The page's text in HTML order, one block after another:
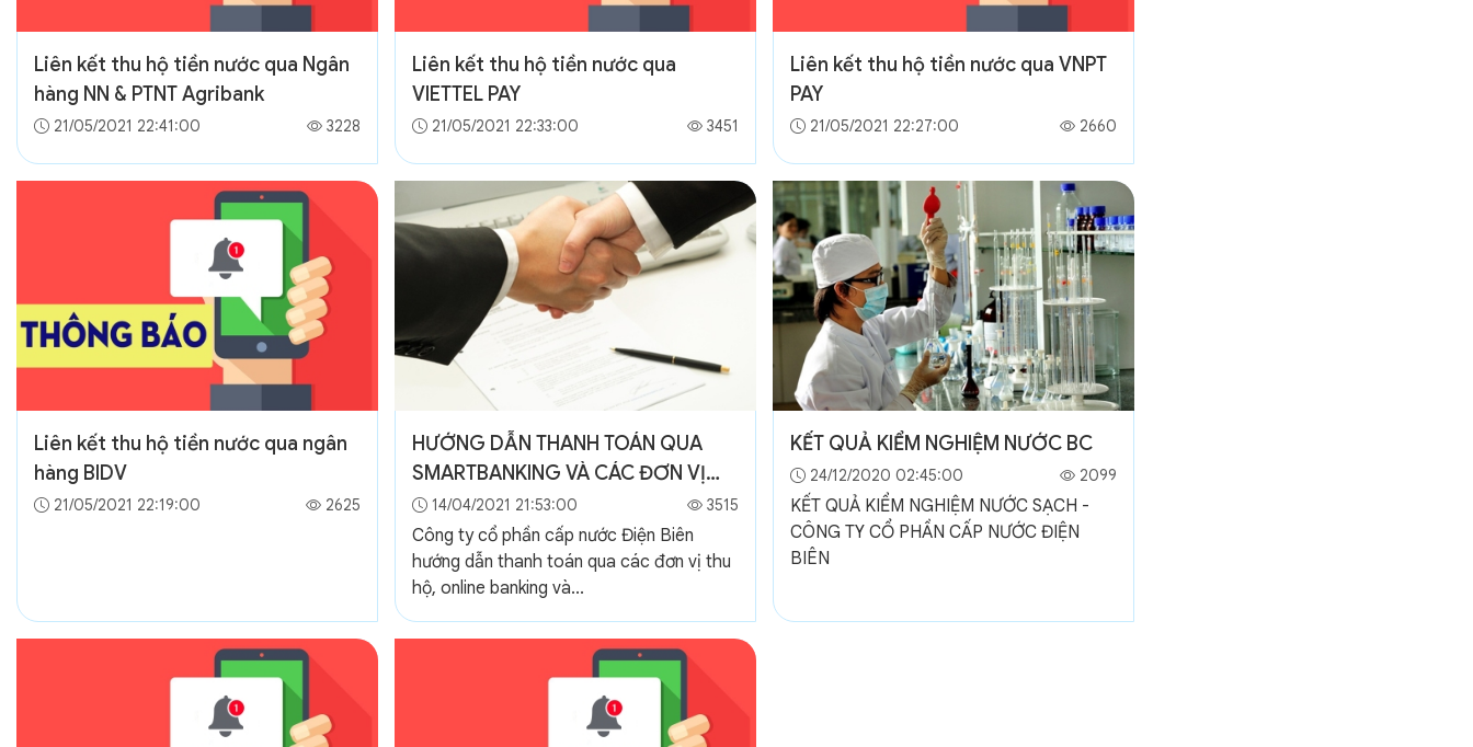
Liên kết thu hộ tiền nước qua Ngân
hàng NN & PTNT Agribank
21/05/2021 22:41:00 3228
Liên kết thu hộ tiền nước qua
VIETTEL PAY
21/05/2021 22:33:00 3451
Liên kết thu hộ tiền nước qua VNPT
PAY
21/05/2021 22:27:00 2660
Liên kết thu hộ tiền nước qua ngân
hàng BIDV
21/05/2021 22:19:00 2625
HƯỚNG DẪN THANH TOÁN QUA
SMARTBANKING VÀ CÁC ĐƠN VỊ
THU HỘ
14/04/2021 21:53:00 3515
Công ty cổ phần cấp nước Điện Biên
hướng dẫn thanh toán qua các đơn vị thu
hộ, online banking và...
KẾT QUẢ KIỂM NGHIỆM NƯỚC BC
24/12/2020 02:45:00 2099
KẾT QUẢ KIỂM NGHIỆM NƯỚC SẠCH -
CÔNG TY CỔ PHẦN CẤP NƯỚC ĐIỆN
BIÊN